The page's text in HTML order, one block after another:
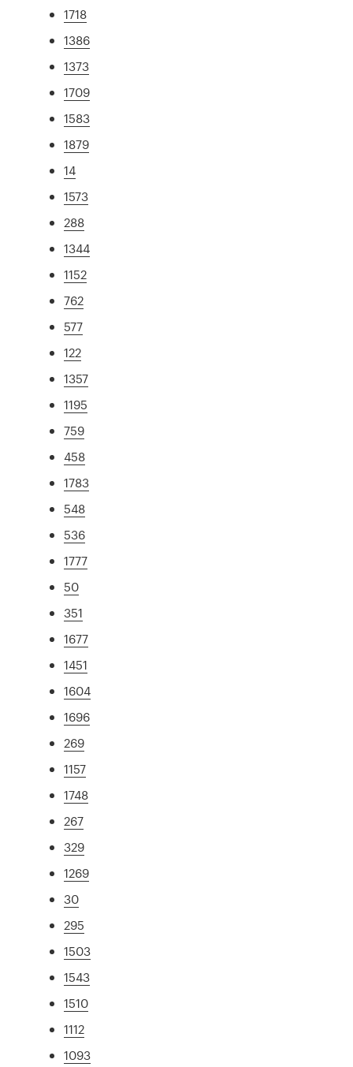
1718
1386
1373
1709
1583
1879
14
1573
288
1344
1152
762
577
122
1357
1195
759
458
1783
548
536
1777
50
351
1677
1451
1604
1696
269
1157
1748
267
329
1269
30
295
1503
1543
1510
1112
1093